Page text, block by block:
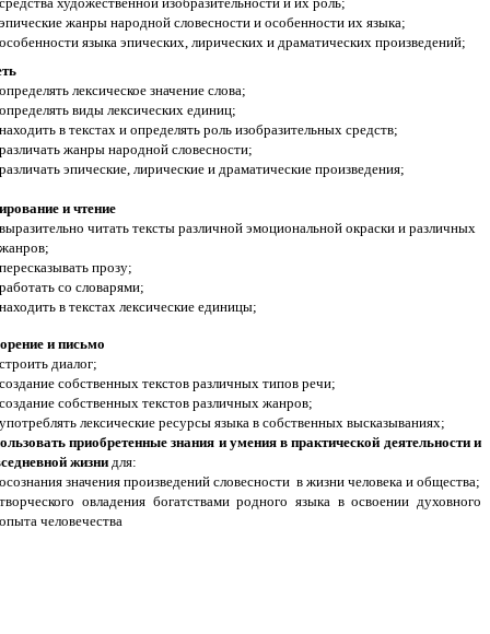
эпические жанры народной словесности и особенности их языка;
особенности языка эпических, лирических и драматических произведений;
определять лексическое значение слова;
определять виды лексических единиц;
находить в текстах и определять роль изобразительных средств;
различать жанры народной словесности;
различать эпические, лирические и драматические произведения;
и чтение
выразительно читать тексты различной эмоциональной окраски и различных
жанров;
пересказывать прозу;
работать со словарями;
находить в текстах лексические единицы;
и письмо
строить диалог;
создание собственных текстов различных типов речи;
создание собственных текстов различных жанров;
употреблять лексические ресурсы языка в собственных высказываниях;
приобретенные знания и умения в практической деятельности и
жизни для:
осознания значения произведений словесности в жизни человека и общества;
творческого овладения богатствами родного языка в освоении духовного
опыта человечества